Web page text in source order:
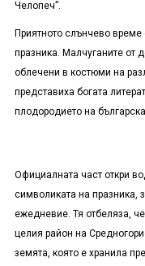
Челопеч”.
Приятното слънчево
празника. Малчуганите от
облечени в костюми на
представиха богата
плодородието на
Официалната част откри
символиката на празника,
ежедневие. Тя отбеляза,
целия район на
земята, която е хранила